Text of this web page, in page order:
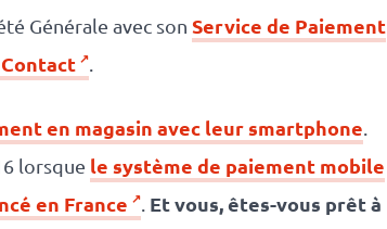
Générale avec son Service de Paiement
en magasin avec leur smartphone
lorsque le système de paiement mobile
en France
Et vous, êtes-vous prêt à